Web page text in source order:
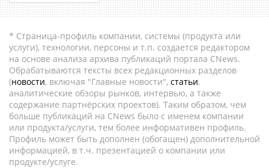
* Страница-профиль компании, системы (продукта или
услуги), технологии, персоны и т.п. создается редактором
на основе анализа архива публикаций портала CNews.
Обрабатываются тексты всех редакционных разделов
(новости, включая "Главные новости", статьи,
аналитические обзоры рынков, интервью, а также
содержание партнёрских проектов). Таким образом, чем
больше публикаций на CNews было с именем компании
или продукта/услуги, тем более информативен профиль.
Профиль может быть дополнен (обогащен) дополнительной
информацией, в т.ч. презентацией о компании или
продукте/услуге.